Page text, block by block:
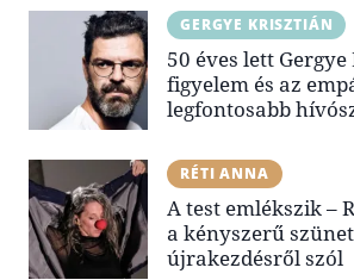
GERGYE KRISZTIÁN
50 éves lett
figyelem és az
legfontosabb
RÉTI ANNA
A test emlékszik –
a kényszerű
újrakezdésről szól